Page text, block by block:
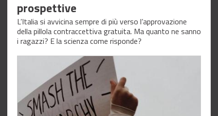
prospettive
L’Italia si avvicina sempre di più verso l’approvazione
della pillola contraccettiva gratuita. Ma quanto ne sanno
i ragazzi? E la scienza come risponde?